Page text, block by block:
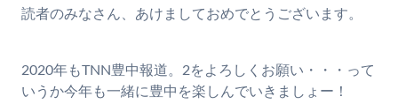
読者のみなさん、あけましておめでとうございます。
2020年もTNN豊中報道。2をよろしくお願い・・・って
いうか今年も一緒に豊中を楽しんでいきましょー！